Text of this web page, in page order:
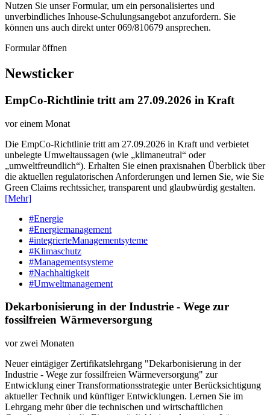
Nutzen Sie unser Formular, um ein personalisiertes und
unverbindliches Inhouse-Schulungs­angebot anzufordern. Sie
können uns auch direkt unter 069/810679 ansprechen.
Formular öffnen
Newsticker
EmpCo-Richtlinie tritt am 27.09.2026 in Kraft
vor einem Monat
Die EmpCo-Richtlinie tritt am 27.09.2026 in Kraft und verbietet
unbelegte Umweltaussagen (wie „klimaneutral“ oder
„umweltfreundlich“). Erhalten Sie einen praxisnahen Überblick über
die aktuellen regulatorischen Anforderungen und lernen Sie, wie Sie
Green Claims rechtssicher, transparent und glaubwürdig gestalten.
[Mehr]
#Energie
#Energiemanagement
#integrierteManagementsyteme
#Klimaschutz
#Managementsysteme
#Nachhaltigkeit
#Umweltmanagement
Dekarbonisierung in der Industrie - Wege zur
fossilfreien Wärmeversorgung
vor zwei Monaten
Neuer eintägiger Zertifikatslehrgang "Dekarbonisierung in der
Industrie - Wege zur fossilfreien Wärmeversorgung" zur
Entwicklung einer Transformationsstrategie unter Berücksichtigung
aktueller Technik und künftiger Entwicklungen. Lernen Sie im
Lehrgang mehr über die technischen und wirtschaftlichen